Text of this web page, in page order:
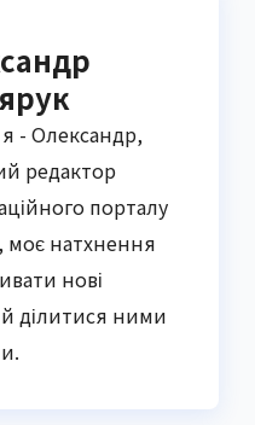
- Олександр,
редактор
порталу
моє натхнення
нові
ділитися ними